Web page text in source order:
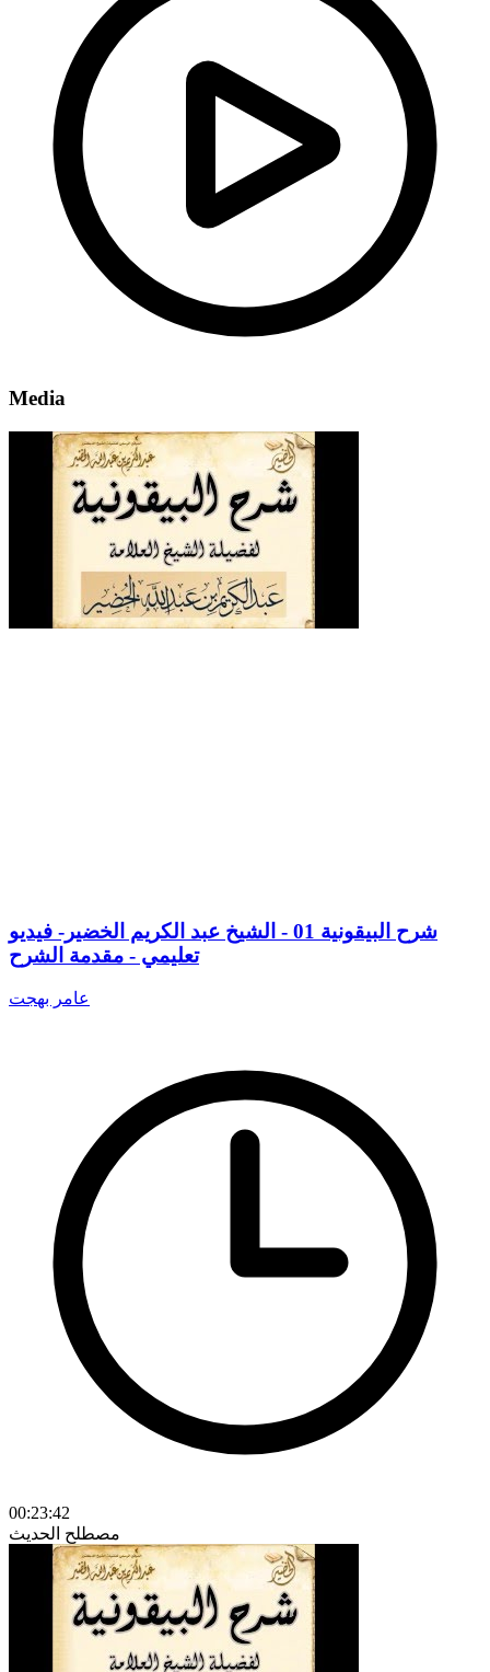
Media
شرح البيقونية 01 - الشيخ عبد الكريم الخضير- فيديو
تعليمي - مقدمة الشرح
عامر بهجت
00:23:42
مصطلح الحديث